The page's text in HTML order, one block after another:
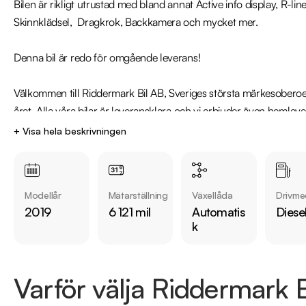
Bilen är rikligt utrustad med bland annat Active info display, R-
Skinnklädsel,  Dragkrok, Backkamera och mycket mer.
Denna bil är redo för omgående leverans!
Välkommen till Riddermark Bil AB, Sveriges största
året. Alla våra bilar är leveransklara och vi erbjuder även
12-36 månaders garanti. Vi erbjuder installation av motor &
Eftersom vi har väldigt korta lagertider på våra bilar
87040 för att kontrollera att fordonet finns kvar! Vi ordnar en
erbjuder en av marknadens billigaste helförsäkring och tar
för mer information.
+ Visa hela beskrivningen
Modellår
2019
Mätarställning
6 121 mil
Växellåda
Automatis
k
Diesel
Varför välja Riddermark